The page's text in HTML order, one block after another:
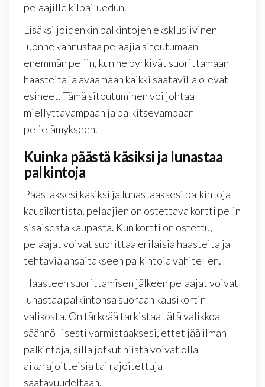
pelaajille kilpailuedun.
Lisäksi joidenkin palkintojen eksklusiivinen
luonne kannustaa pelaajia sitoutumaan
enemmän peliin, kun he pyrkivät suorittamaan
haasteita ja avaamaan kaikki saatavilla olevat
esineet. Tämä sitoutuminen voi johtaa
miellyttävämpään ja palkitsevampaan
pelielämykseen.
Kuinka päästä käsiksi ja lunastaa
palkintoja
Päästäksesi käsiksi ja lunastaaksesi palkintoja
kausikortista, pelaajien on ostettava kortti pelin
sisäisestä kaupasta. Kun kortti on ostettu,
pelaajat voivat suorittaa erilaisia haasteita ja
tehtäviä ansaitakseen palkintoja vähitellen.
Haasteen suorittamisen jälkeen pelaajat voivat
lunastaa palkintonsa suoraan kausikortin
valikosta. On tärkeää tarkistaa tätä valikkoa
säännöllisesti varmistaaksesi, ettet jää ilman
palkintoja, sillä jotkut niistä voivat olla
aikarajoitteisia tai rajoitettuja
saatavuudeltaan.